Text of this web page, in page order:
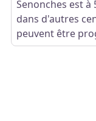
Senonches est à
dans d'autres
peuvent être